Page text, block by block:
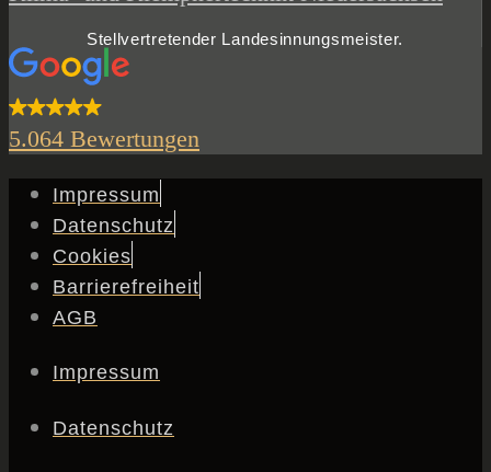
Stellvertretender Landes­innungs­meister.
5.064 Bewertungen
Impressum
Datenschutz
Cookies
Barrierefreiheit
AGB
Impressum
Datenschutz